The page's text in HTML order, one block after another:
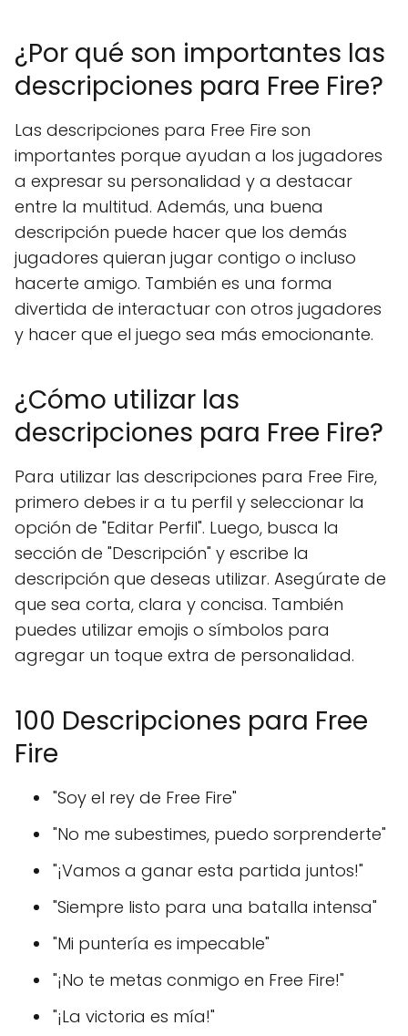
¿Por qué son importantes las
descripciones para Free Fire?
Las descripciones para Free Fire son
importantes porque ayudan a los jugadores
a expresar su personalidad y a destacar
entre la multitud. Además, una buena
descripción puede hacer que los demás
jugadores quieran jugar contigo o incluso
hacerte amigo. También es una forma
divertida de interactuar con otros jugadores
y hacer que el juego sea más emocionante.
¿Cómo utilizar las
descripciones para Free Fire?
Para utilizar las descripciones para Free Fire,
primero debes ir a tu perfil y seleccionar la
opción de "Editar Perfil". Luego, busca la
sección de "Descripción" y escribe la
descripción que deseas utilizar. Asegúrate de
que sea corta, clara y concisa. También
puedes utilizar emojis o símbolos para
agregar un toque extra de personalidad.
100 Descripciones para Free
Fire
"Soy el rey de Free Fire"
"No me subestimes, puedo sorprenderte"
"¡Vamos a ganar esta partida juntos!"
"Siempre listo para una batalla intensa"
"Mi puntería es impecable"
"¡No te metas conmigo en Free Fire!"
"¡La victoria es mía!"